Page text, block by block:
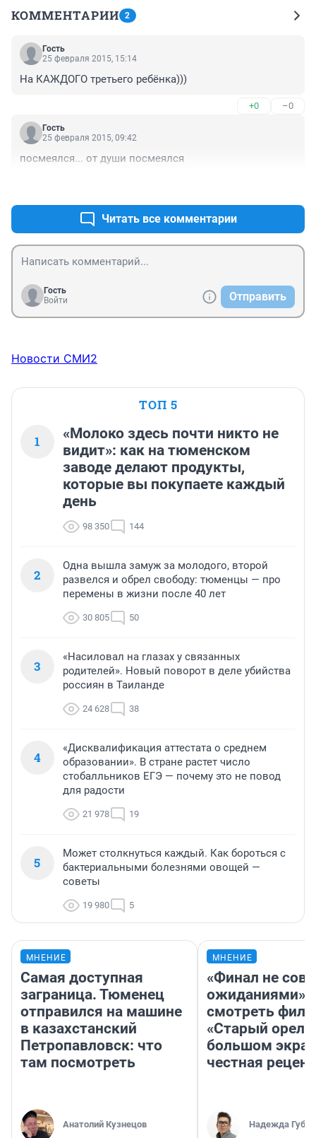
КОММЕНТАРИИ 2
Гость
25 февраля 2015, 15:14
На КАЖДОГО третьего ребёнка)))
+0 –0
Гость
25 февраля 2015, 09:42
посмеялся... от души посмеялся
Читать все комментарии
Гость
Войти
Отправить
Новости СМИ2
ТОП 5
1
«Молоко здесь почти никто не
видит»: как на тюменском
заводе делают продукты,
которые вы покупаете каждый
день
98 350 144
2
Одна вышла замуж за молодого, второй
развелся и обрел свободу: тюменцы — про
перемены в жизни после 40 лет
30 805 50
3
«Насиловал на глазах у связанных
родителей». Новый поворот в деле убийства
россиян в Таиланде
24 628 38
4
«Дисквалификация аттестата о среднем
образовании». В стране растет число
стобалльников ЕГЭ — почему это не повод
для радости
21 978 19
5
Может столкнуться каждый. Как бороться с
бактериальными болезнями овощей —
советы
19 980 5
МНЕНИЕ
Самая доступная
заграница. Тюменец
отправился на машине
в казахстанский
Петропавловск: что
там посмотреть
Анатолий Кузнецов
МНЕНИЕ
«Финал не
ожиданиями»:
смотреть
«Старый орел»
большом
честная
Надежда